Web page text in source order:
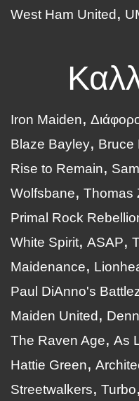
West Ham United
Iron Maiden
Blaze Bayley
Bruce
Rise to Remain
Wolfsbane
Thomas
Primal Rock
White Spirit ASAP
Maidenance
Paul DiAnno's
Maiden United
The Raven Age
As
Hattie Green
Streetwalkers
Turbo